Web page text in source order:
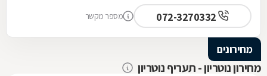
מספר מקשר
מחירונים
מחירון נוטריון - תעריף נוטריון